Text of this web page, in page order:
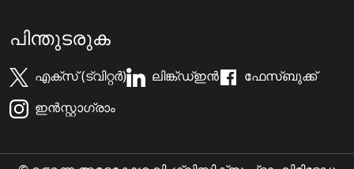
പിന്തുടരുക
എക്സ് (ട്വിറ്റർ) ലിങ്ക്ഡ്ഇൻ
ഫേസ്ബുക്ക്
ഇൻസ്റ്റാഗ്രാം